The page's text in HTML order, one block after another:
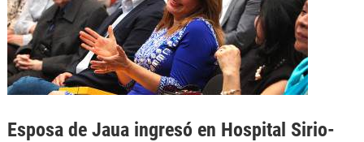
Esposa de Jaua ingresó en Hospital Sirio-